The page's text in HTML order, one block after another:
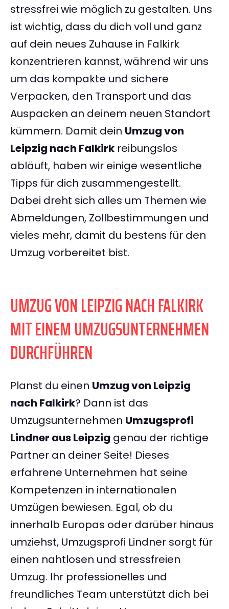
stressfrei wie möglich zu gestalten. Uns
ist wichtig, dass du dich voll und ganz
auf dein neues Zuhause in Falkirk
konzentrieren kannst, während wir uns
um das kompakte und sichere
Verpacken, den Transport und das
Auspacken an deinem neuen Standort
kümmern. Damit dein Umzug von
Leipzig nach Falkirk reibungslos
abläuft, haben wir einige wesentliche
Tipps für dich zusammengestellt.
Dabei dreht sich alles um Themen wie
Abmeldungen, Zollbestimmungen und
vieles mehr, damit du bestens für den
Umzug vorbereitet bist.
UMZUG VON LEIPZIG NACH FALKIRK
MIT EINEM UMZUGSUNTERNEHMEN
DURCHFÜHREN
Planst du einen Umzug von Leipzig
nach Falkirk? Dann ist das
Umzugsunternehmen Umzugsprofi
Lindner aus Leipzig genau der richtige
Partner an deiner Seite! Dieses
erfahrene Unternehmen hat seine
Kompetenzen in internationalen
Umzügen bewiesen. Egal, ob du
innerhalb Europas oder darüber hinaus
umziehst, Umzugsprofi Lindner sorgt für
einen nahtlosen und stressfreien
Umzug. Ihr professionelles und
freundliches Team unterstützt dich bei